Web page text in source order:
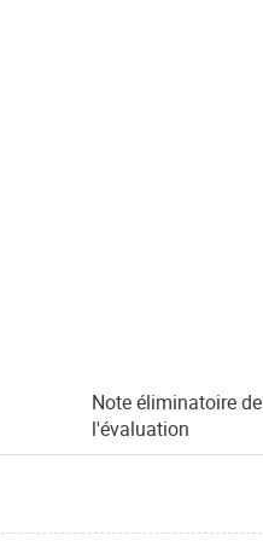
Note éliminatoire de
l'évaluation